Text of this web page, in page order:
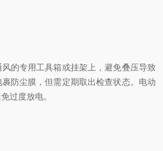
专用工具箱或挂架上，避免叠压导致
防尘膜，但需定期取出检查状态。电动
过度放电。